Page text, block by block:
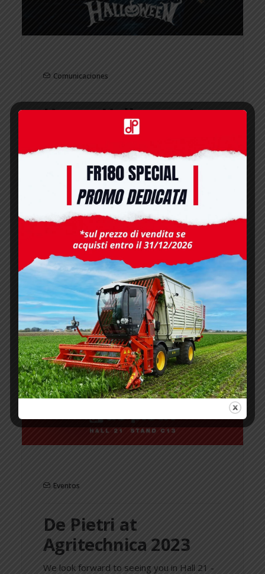
Comunicaciones
Happy Halloween!
Wish you a VERY SCARY HALLOWEEN!
READ MORE
Eventos
De Pietri at
Agritechnica 2023
We look forward to seeing you in Hall 21 -